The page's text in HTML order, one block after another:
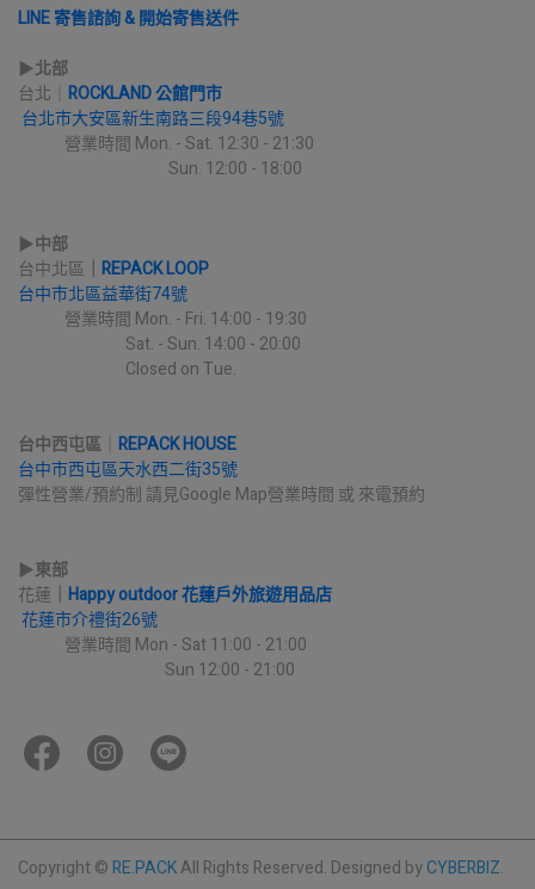
LINE 寄售諮詢 & 開始寄售送件
▶︎北部
台北｜ ROCKLAND 公館門市
台北市大安區新生南路三段94巷5號
營業時間 Mon. - Sat. 12:30 - 21:30
Sun. 12:00 - 18:00
▶︎中部
台中北區
REPACK LOOP
台中市北區益華街74號
營業時間 Mon. - Fri. 14:00 - 19:30
Sat. - Sun. 14:00 - 20:00
Closed on Tue.
台中西屯區
REPACK HOUSE
台中市西屯區天水西二街35號
彈性營業/預約制 請見Google Map營業時間 或 來電預約
▶︎東部
花蓮
Happy outdoor 花蓮戶外旅遊用品店
花蓮市介禮街26號
營業時間 Mon - Sat 11:00 - 21:00
Sun 12:00 - 21:00
Copyright ©RE.PACKAll Rights Reserved. Designed byCYBERBIZ.